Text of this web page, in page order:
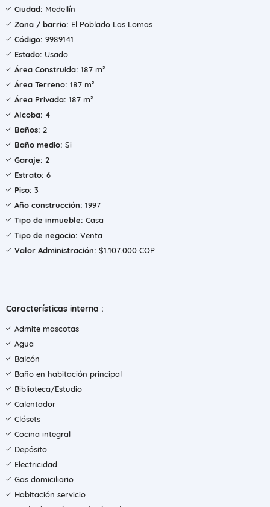
Ciudad: Medellín
Zona / barrio: El Poblado Las Lomas
Código: 9989141
Estado: Usado
Área Construida: 187 m²
Área Terreno: 187 m²
Área Privada: 187 m²
Alcoba: 4
Baños: 2
Baño medio: Si
Garaje: 2
Estrato: 6
Piso: 3
Año construcción: 1997
Tipo de inmueble: Casa
Tipo de negocio: Venta
Valor Administración: $1.107.000 COP
Características interna :
Admite mascotas
Agua
Balcón
Baño en habitación principal
Biblioteca/Estudio
Calentador
Clósets
Cocina integral
Depósito
Electricidad
Gas domiciliario
Habitación servicio